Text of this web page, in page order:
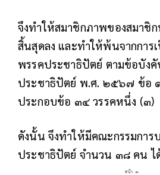
จึงทำให้สมาชิกภาพของสมาชิ
สิ้นสุดลง และทำให้พ้นจากการ
พรรคประชาธิปัตย์ ตามข้อบัง
ประชาธิปัตย์ พ.ศ. ๒๕๖๗ ข้อ
ประกอบข้อ ๓๔ วรรคหนึ่ง (๓)
ดังนั้น จึงทำให้มีคณะกรรมการ
ประชาธิปัตย์ จำนวน ๓๘ คน ไ